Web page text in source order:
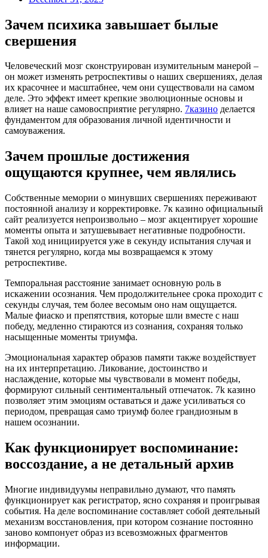
Зачем психика завышает былые
свершения
Человеческий мозг сконструирован изумительным манерой –
он может изменять ретроспективы о наших свершениях, делая
их красочнее и масштабнее, чем они существовали на самом
деле. Это эффект имеет крепкие эволюционные основы и
влияет на наше самовосприятие регулярно. 7казино делается
фундаментом для образования личной идентичности и
самоуважения.
Зачем прошлые достижения
ощущаются крупнее, чем являлись
Собственные мемории о минувших свершениях переживают
постоянной анализу и корректировке. 7к казино официальный
сайт реализуется непроизвольно – мозг акцентирует хорошие
моменты опыта и затушевывает негативные подробности.
Такой ход инициируется уже в секунду испытания случая и
тянется регулярно, когда мы возвращаемся к этому
ретроспективе.
Темпоральная расстояние занимает основную роль в
искажении осознания. Чем продолжительнее срока проходит с
секунды случая, тем более весомым оно нам ощущается.
Малые фиаско и препятствия, которые шли вместе с наш
победу, медленно стираются из сознания, сохраняя только
насыщенные моменты триумфа.
Эмоциональная характер образов памяти также воздействует
на их интерпретацию. Ликование, достоинство и
наслаждение, которые мы чувствовали в момент победы,
формируют сильный сентиментальный отпечаток. 7k казино
позволяет этим эмоциям оставаться и даже усиливаться со
периодом, превращая само триумф более грандиозным в
нашем осознании.
Как функционирует воспоминание:
воссоздание, а не детальный архив
Многие индивидуумы неправильно думают, что память
функционирует как регистратор, ясно сохраняя и проигрывая
события. На деле воспоминание составляет собой деятельный
механизм восстановления, при котором сознание постоянно
заново компонует образ из всевозможных фрагментов
информации.